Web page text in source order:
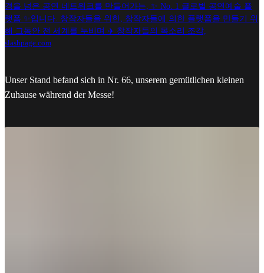
경을 넘은 공연 네트워크를 만들어가는, ✨ No. 1 글로벌 공연예술 플
랫폼 ✨입니다. 창작자들을 위한, 창작자들에 의한 플랫폼을 만들기 위
해 그동안 전 세계를 누비며 ✈️ 창작자들의 목소리 조각,
slashpage.com
Unser Stand befand sich in Nr. 66, unserem gemütlichen kleinen
Zuhause während der Messe!